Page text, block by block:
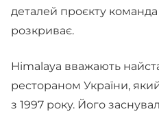
деталей проєкту
розкриває.
Himalaya вважають
рестораном України,
з 1997 року. Його